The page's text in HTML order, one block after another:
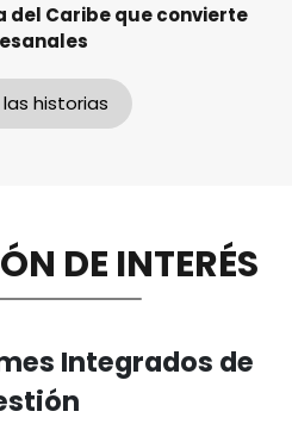
del Caribe que convierte
historias
DE INTERÉS
Integrados de